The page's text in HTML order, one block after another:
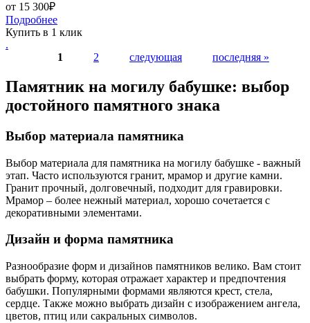
от 15 300₽
Подробнее
Купить в 1 клик
.
1 2 следующая последняя »
Памятник на могилу бабушке: выбор
достойного памятного знака
Выбор материала памятника
Выбор материала для памятника на могилу бабушке - важный
этап. Часто используются гранит, мрамор и другие камни.
Гранит прочный, долговечный, подходит для гравировки.
Мрамор – более нежный материал, хорошо сочетается с
декоративными элементами.
Дизайн и форма памятника
Разнообразие форм и дизайнов памятников велико. Вам стоит
выбрать форму, которая отражает характер и предпочтения
бабушки. Популярными формами являются крест, стела,
сердце. Также можно выбрать дизайн с изображением ангела,
цветов, птиц или сакральных символов.